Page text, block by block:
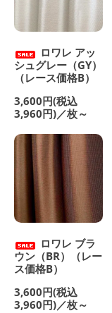
ロワレ アッ
シュグレー（GY）
（レース価格B）
3,600円(税込
3,960円)／枚～
ロワレ ブラ
ウン（BR）（レー
ス価格B）
3,600円(税込
3,960円)／枚～